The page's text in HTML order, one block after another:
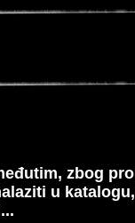
zbog
u